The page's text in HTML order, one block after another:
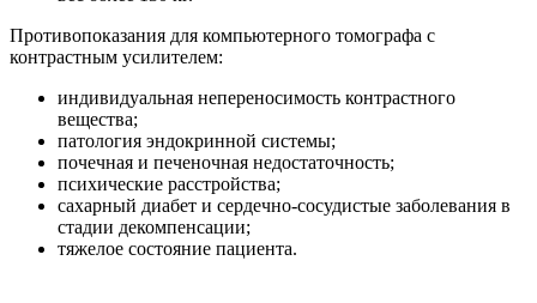
Противопоказания для компьютерного томографа с
контрастным усилителем:
индивидуальная непереносимость контрастного
вещества;
патология эндокринной системы;
почечная и печеночная недостаточность;
психические расстройства;
сахарный диабет и сердечно-сосудистые заболевания в
стадии декомпенсации;
тяжелое состояние пациента.